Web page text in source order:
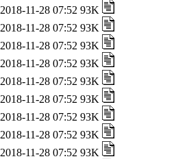
2018-11-28 07:52 93K
2018-11-28 07:52 93K
2018-11-28 07:52 93K
2018-11-28 07:52 93K
2018-11-28 07:52 93K
2018-11-28 07:52 93K
2018-11-28 07:52 93K
2018-11-28 07:52 93K
2018-11-28 07:52 93K